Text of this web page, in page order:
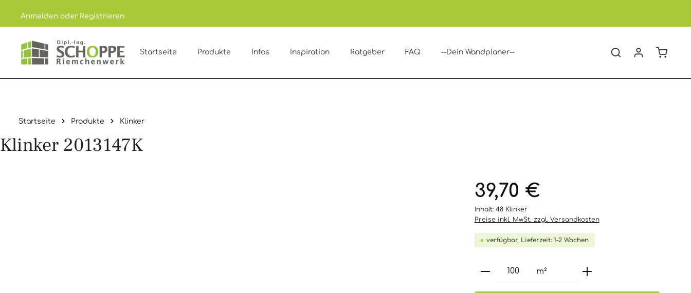
Hauptinhalt springen
Zur Hauptnavigation springen
Anmelden oder Registrieren
Startseite Produkte Infos Inspiration Ratgeber FAQ --Dein Wandplaner--
Startseite Produkte Klinker
Klinker 2013147K
39,70 €
Inhalt: 48 Klinker
Preise inkl. MwSt. zzgl. Versandkosten
verfügbar, Lieferzeit: 1-2 Wochen
Produkt Anzahl: Gib den
m²